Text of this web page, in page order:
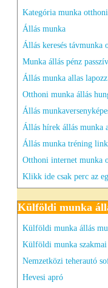
Kategória munka otthoni
Állás munka
Állás keresés távmunka
Munka állás pénz
Állás munka allas
Otthoni munka állás
Állás
Állás hírek állás munka
Állás munka tréning
Otthoni internet munka
Klikk ide csak perc az
Külföldi munka
Külföldi munka állás
Külföldi munka
Nemzetközi teherautó
Hevesi apró